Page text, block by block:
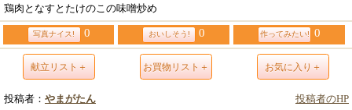
鶏肉となすとたけのこの味噌炒め
写真ナイス! 0 おいしそう! 0 作ってみたい! 0
献立リスト＋ お買物リスト＋ お気に入り＋
投稿者のHP
投稿者： やまがたん